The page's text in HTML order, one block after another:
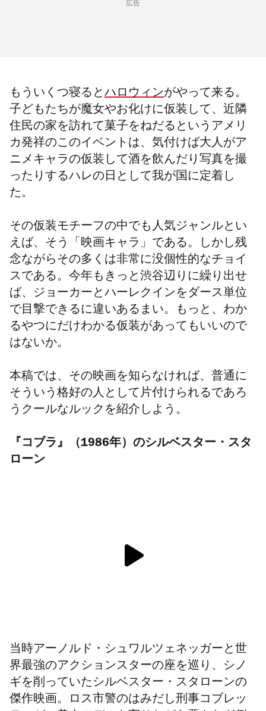
広告
もういくつ寝ると ハロウィンがやって来る。
子どもたちが魔女やお化けに仮装して、近隣
住民の家を訪れて菓子をねだるというアメリ
カ発祥のこのイベントは、気付けば大人がア
ニメキャラの仮装して酒を飲んだり写真を撮
ったりするハレの日として我が国に定着し
た。
その仮装モチーフの中でも人気ジャンルとい
えば、そう「映画キャラ」である。しかし残
念ながらその多くは非常に没個性的なチョイ
スである。今年もきっと渋谷辺りに繰り出せ
ば、ジョーカーとハーレクインをダース単位
で目撃できるに違いあるまい。もっと、わか
るやつにだけわかる仮装があってもいいので
はないか。
本稿では、その映画を知らなければ、普通に
そういう格好の人として片付けられるであろ
うクールなルックを紹介しよう。
『コブラ』（1986年）のシルベスター・スタ
ローン
当時アーノルド・シュワルツェネッガーと世
界最強のアクションスターの座を巡り、シノ
ギを削っていたシルベスター・スタローンの
傑作映画。ロス市警のはみだし刑事コブレッ